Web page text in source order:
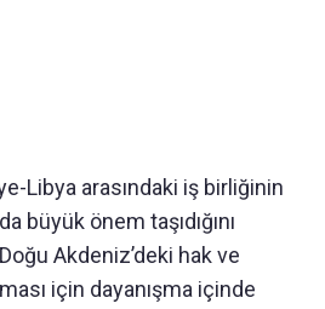
Libya arasındaki iş birliğinin
büyük önem taşıdığını
Akdeniz’deki hak ve
için dayanışma içinde